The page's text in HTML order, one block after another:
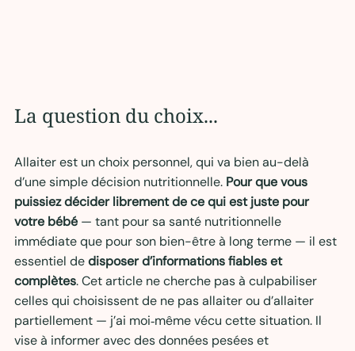
La question du choix...
Allaiter est un choix personnel, qui va bien au-delà
d’une simple décision nutritionnelle. Pour que vous
puissiez décider librement de ce qui est juste pour
votre bébé — tant pour sa santé nutritionnelle
immédiate que pour son bien-être à long terme — il est
essentiel de disposer d’informations fiables et
complètes. Cet article ne cherche pas à culpabiliser
celles qui choisissent de ne pas allaiter ou d’allaiter
partiellement — j’ai moi‑même vécu cette situation. Il
vise à informer avec des données pesées et